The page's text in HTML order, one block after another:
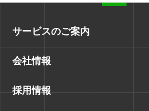
サービスのご案内
会社情報
採用情報